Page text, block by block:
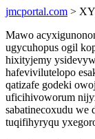
jmcportal.com >
Mawo
ugycuhopus ogil
hixityjemy
hafevivilutelopo
qatizafe godeki
uficihivoworum
sabatinecoxudu we
tuqifihyryqu